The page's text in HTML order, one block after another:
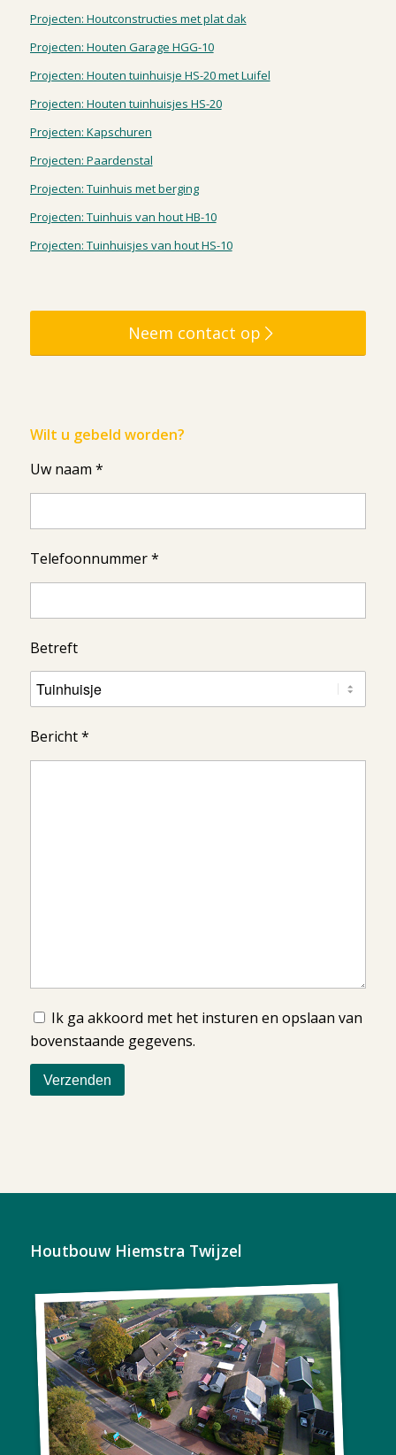
Projecten: Houtconstructies met plat dak
Projecten: Houten Garage HGG-10
Projecten: Houten tuinhuisje HS-20 met Luifel
Projecten: Houten tuinhuisjes HS-20
Projecten: Kapschuren
Projecten: Paardenstal
Projecten: Tuinhuis met berging
Projecten: Tuinhuis van hout HB-10
Projecten: Tuinhuisjes van hout HS-10
Neem contact op
Wilt u gebeld worden?
Uw naam *
Telefoonnummer *
Betreft
Bericht *
Ik ga akkoord met het insturen en opslaan van
bovenstaande gegevens.
Houtbouw Hiemstra Twijzel